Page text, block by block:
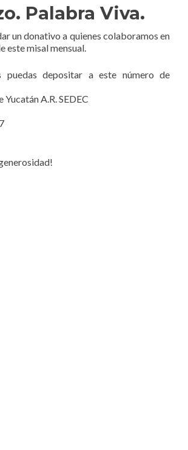
Palabra Viva.
un donativo a quienes colaboramos en
este misal mensual.
puedas depositar a este número de
A.R. SEDEC